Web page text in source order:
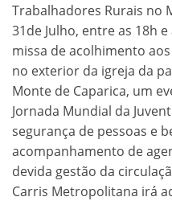
Trabalhadores Rurais no
31de Julho, entre as 18h
missa de acolhimento
no exterior da igreja da
Monte de Caparica, um
Jornada Mundial da
segurança de pessoas e
acompanhamento de
devida gestão da
Carris Metropolitana irá